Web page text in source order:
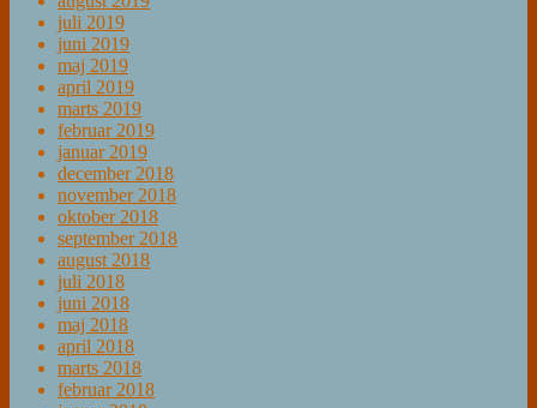
juli 2019
juni 2019
maj 2019
april 2019
marts 2019
februar 2019
januar 2019
december 2018
november 2018
oktober 2018
september 2018
august 2018
juli 2018
juni 2018
maj 2018
april 2018
marts 2018
februar 2018